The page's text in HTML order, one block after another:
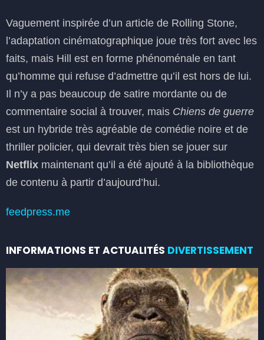
Vaguement inspirée d’un article de Rolling Stone,
l’adaptation cinématographique joue très fort avec les
faits, mais Hill est en forme phénoménale en tant
qu’homme qui refuse d’admettre qu’il est hors de lui.
Il n’y a pas beaucoup de satire mordante ou de
commentaire social à trouver, mais Chiens de guerre
est un hybride très agréable de comédie noire et de
thriller policier, qui devrait très bien se jouer sur
Netflix maintenant qu’il a été ajouté à la bibliothèque
de contenu à partir d’aujourd’hui.
feedpress.me
INFORMATIONS ET ACTUALITÉS DIVERTISSEMENT